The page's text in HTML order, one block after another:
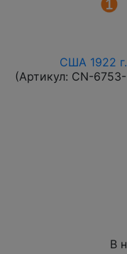
США 1922
(Артикул: CN-
В